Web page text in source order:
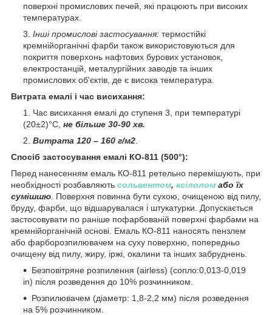
поверхні промислових печей, які працюють при високих
температурах.
Інші промислові застосування: термостійкі
кремнійорганічні фарби також використовуються для
покриття поверхонь нафтових бурових установок,
електростанцій, металургійних заводів та інших
промислових об'єктів, де є висока температура.
Витрата емалі і час висихання:
Час висихання емалі до ступеня 3, при температурі
(20±2)°C, не більше 30-90 хв.
Витрата 120 – 160 г/м2
Спосіб застосування емалі КО-811 (500°):
Перед нанесенням емаль КО-811 ретельно перемішують, при
необхідності розбавляють сольвентом, ксілолом або їх
сумішшю . Поверхня повинна бути сухою, очищеною від пилу,
бруду, фарби, що відшарувалася і штукатурки. Допускається
застосовувати по раніше пофарбованій поверхні фарбами на
кремнійорганічній основі. Емаль КО-811 наносять пензлем
або фарборозпилювачем на суху поверхню, попередньо
очищену від пилу, жиру, іржі, окалини та інших забруднень.
Безповітряне розпилення (airless) (сопло:0,013-0,019
in) після розведення до 10% розчинником.
Розпилювачем (діаметр: 1,8-2,2 мм) після розведення
на 5% розчинником.